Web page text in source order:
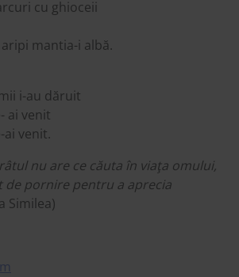
cu ghioceii
mantia-i albă.
i-au dăruit
ai venit
ai venit.
nu are ce căuta în viaţa omului,
de pornire pentru a aprecia
Similea)